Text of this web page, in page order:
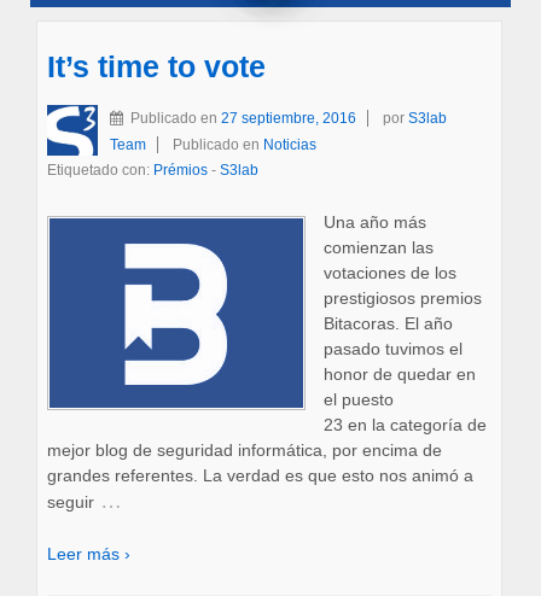
It’s time to vote
Publicado en 27 septiembre, 2016 por S3lab
Team
Publicado en Noticias
Etiquetado con: Prémios- S3lab
Una año más
comienzan las
votaciones de los
prestigiosos premios
Bitacoras. El año
pasado tuvimos el
honor de quedar en
el puesto
23 en la categoría de
mejor blog de seguridad informática, por encima de
grandes referentes. La verdad es que esto nos animó a
seguir …
Leer más ›